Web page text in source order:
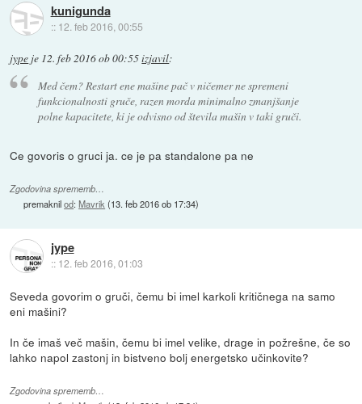
kunigunda
:: 12. feb 2016, 00:55
jype je 12. feb 2016 ob 00:55izjavil:
Med čem? Restart ene mašine pač v ničemer ne spremeni
funkcionalnosti gruče, razen morda minimalno zmanjšanje
polne kapacitete, ki je odvisno od števila mašin v taki gruči.
Ce govoris o gruci ja. ce je pa standalone pa ne
Zgodovina sprememb…
premaknilod:Mavrik (13. feb 2016 ob 17:34)
jype
:: 12. feb 2016, 01:03
Seveda govorim o gruči, čemu bi imel karkoli kritičnega na samo
eni mašini?
In če imaš več mašin, čemu bi imel velike, drage in požrešne, če so
lahko napol zastonj in bistveno bolj energetsko učinkovite?
Zgodovina sprememb…